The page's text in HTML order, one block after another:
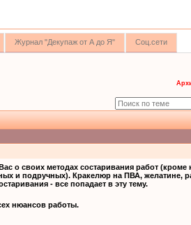
Журнал "Декупаж от А до Я" Соц.сети
о своих методах состаривания работ
и подручных). Кракелюр на ПВА, желатине,
- все попадает в эту тему.
нюансов работы.